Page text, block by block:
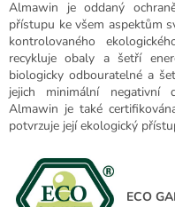
Almawin je oddaný
přístupu ke všem aspektům
kontrolovaného
recykluje obaly a šetří
biologicky odbouratelné a
jejich minimální negativní
Almawin je také
potvrzuje její ekologický
ECO